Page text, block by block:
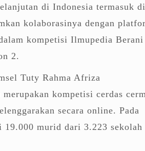
di Indonesia termasuk di
kolaborasinya dengan
kompetisi Ilmupedia Berani
2.
Tuty Rahma Afriza
kompetisi cerdas
secara online. Pada
murid dari 3.223